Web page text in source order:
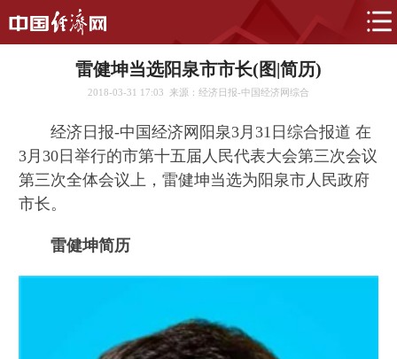
雷健坤当选阳泉市市长(图|简历)
2018-03-31 17:03 来源：经济日报-中国经济网综合
经济日报-中国经济网阳泉3月31日综合报道 在
3月30日举行的市第十五届人民代表大会第三次会议
第三次全体会议上，雷健坤当选为阳泉市人民政府
市长。
雷健坤简历